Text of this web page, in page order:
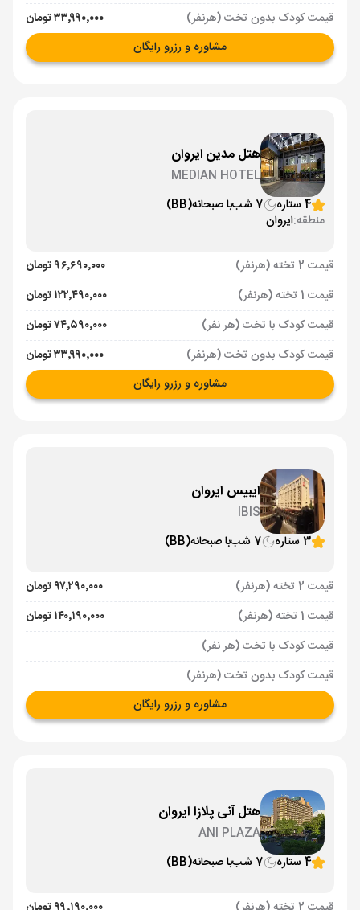
قیمت کودک بدون تخت (هرنفر)
۳۳٬۹۹۰٬۰۰۰ تومان
مشاوره و رزرو رایگان
هتل مدین ایروان
MEDIAN HOTEL
4 ستاره
7 شب با صبحانه(BB)
منطقه:ایروان
قیمت 2 تخته (هرنفر)
۹۶٬۶۹۰٬۰۰۰ تومان
قیمت 1 تخته (هرنفر)
۱۲۲٬۴۹۰٬۰۰۰ تومان
قیمت کودک با تخت (هر نفر)
۷۴٬۵۹۰٬۰۰۰ تومان
قیمت کودک بدون تخت (هرنفر)
۳۳٬۹۹۰٬۰۰۰ تومان
مشاوره و رزرو رایگان
ایبیس ایروان
IBIS
3 ستاره
7 شب با صبحانه(BB)
قیمت 2 تخته (هرنفر)
۹۷٬۲۹۰٬۰۰۰ تومان
قیمت 1 تخته (هرنفر)
۱۴۰٬۱۹۰٬۰۰۰ تومان
قیمت کودک با تخت (هر نفر)
قیمت کودک بدون تخت (هرنفر)
مشاوره و رزرو رایگان
هتل آنی پلازا ایروان
ANI PLAZA
4 ستاره
7 شب با صبحانه(BB)